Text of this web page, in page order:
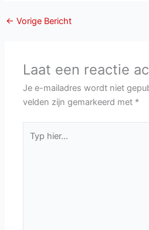
← Vorige Bericht
Laat een reactie
Je e-mailadres wordt niet
velden zijn gemarkeerd met *
hier...